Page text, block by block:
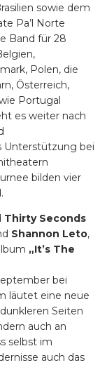
sowie dem
Pa’l Norte
Band für 28
Polen, die
Österreich,
Portugal
es weiter nach
Unterstützung bei
bilden vier
Thirty Seconds
Shannon Leto,
„It’s The
bei
läutet eine neue
Seiten
auch an
selbst im
auch das